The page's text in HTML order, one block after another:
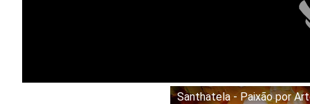
Santhatela - Paixão por